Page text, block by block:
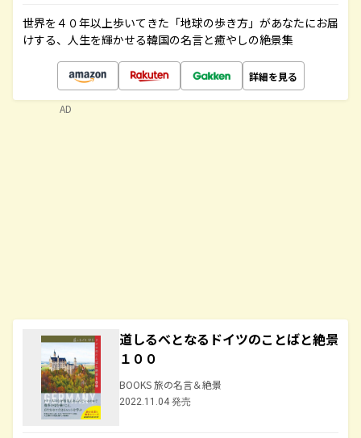
世界を４０年以上歩いてきた「地球の歩き方」があなたにお届
けする、人生を輝かせる韓国の名言と癒やしの絶景集
詳細を見る
道しるべとなるドイツのことばと絶景
１００
BOOKS 旅の名言＆絶景
2022.11.04 発売
AD